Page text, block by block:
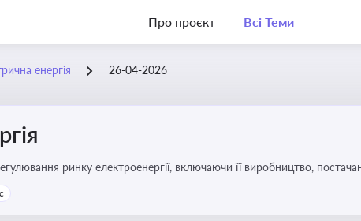
Про проєкт Всі Теми
енергія 26-04-2026
ринку електроенергії, включаючи її виробництво,